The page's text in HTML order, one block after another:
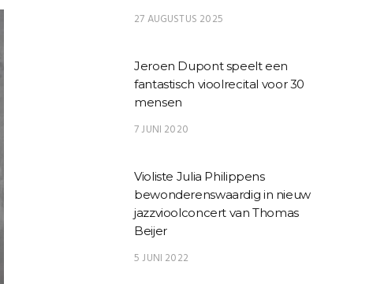
27 AUGUSTUS 2025
Jeroen Dupont speelt een
fantastisch vioolrecital voor 30
mensen
7 JUNI 2020
Violiste Julia Philippens
bewonderenswaardig in nieuw
jazzvioolconcert van Thomas
Beijer
5 JUNI 2022